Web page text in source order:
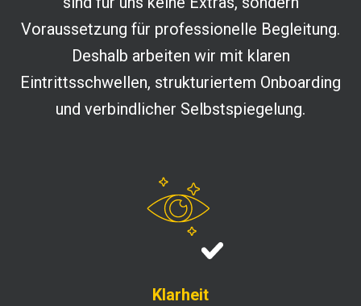
Voraussetzung für professionelle Begleitung.
Deshalb arbeiten wir mit klaren
Eintrittsschwellen, strukturiertem Onboarding
und verbindlicher Selbstspiegelung.
Klarheit